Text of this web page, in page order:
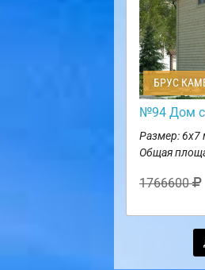
БРУС
№94 Дом с
Размер: 6х7
Общая
1766600